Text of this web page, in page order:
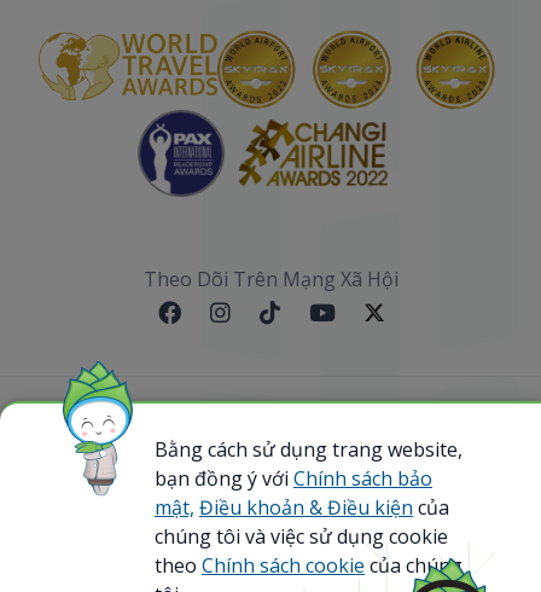
Theo Dõi Trên Mạng Xã Hội
Sơ đồ website
@ 2023 Bamboo Airways Copyright. All Rights
Reserved.
Business Registration Code: 0107867370
Bằng cách sử dụng trang website,
bạn đồng ý với Chính sách bảo
mật, Điều khoản & Điều kiện của
chúng tôi và việc sử dụng cookie
theo Chính sách cookie của chúng